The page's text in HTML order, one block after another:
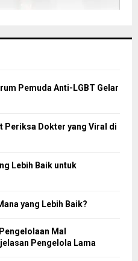
Pemuda Anti-LGBT Gelar
Periksa Dokter yang Viral di
Lebih Baik untuk
yang Lebih Baik?
Mal
Pengelola Lama